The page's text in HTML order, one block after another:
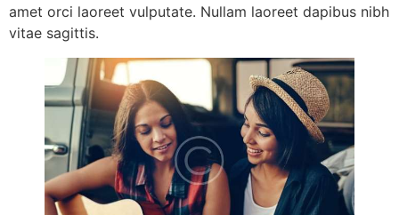
amet orci laoreet vulputate. Nullam laoreet dapibus nibh
vitae sagittis.